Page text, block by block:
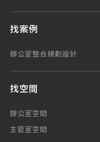
找案例
辦公室整合規劃設計
找空間
辦公室空間
主管室空間